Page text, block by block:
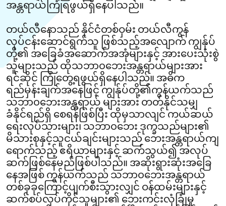
အန္တရာယ်ကြုံရဖွယ်ရှိနေပါသည်။
တယ်လီနောသည် နိုင်ငံတစ်ဝှမ်း တယ်လီကွန်
လုပ်ငန်းဆောင်ရွက်သူ ဖြစ်သည့်အလျောက် ကျွန်ုပ်
တို့၏ အခြေခံအဆောက်အအုံများနှင့် အားပေးသုံးစွဲ
သူများသည် ထိုသဘာ၀ဘေးအန္တရာယ်များအား
ရင်ဆိုင် ကြုံတွေ့ရဖွယ်ရှိနေပါသည်။ အဓိက
ရည်မှန်းချက်အနေဖြင့် ကျွန်ုပ်တို့၏ကွန်ယက်သည်
သဘာ၀ဘေးအန္တရာယ် များအား တတ်နိုင်သမျှ
ခံနိုင်ရည်ရှိ စေရန်ဖြစ်ပြီး ထိုမှသာလျင် ကယ်ဆယ်
ရေးလုပ်သားများ၊ သဘာ၀ဘေး ဒုက္ခသည်များ၏
မိသားစုနှင့်သူငယ်ချင်းများသည် ဘေးအန္တရာယ်ကျ
ရောက်သည့် ဧရိယာများနှင့် ဆက်သွယ်၍ အလုပ်
ဆက်ဖြစ်နေမည်ဖြစ်ပါသည်။ အဆိုးရွားဆုံးအခြေ
နေအဖြစ် ကွန်ယက်သည် သဘာ၀ဘေးအန္တရာယ်
တစ်ခုခုကြောင့်ပျက်စီးသွားလျှင် ဝန်ထမ်းများနှင့်
ဆက်စပ်လုပ်ကိုင်သူများ၏ ဘေးကင်းလုံခြုံမှု